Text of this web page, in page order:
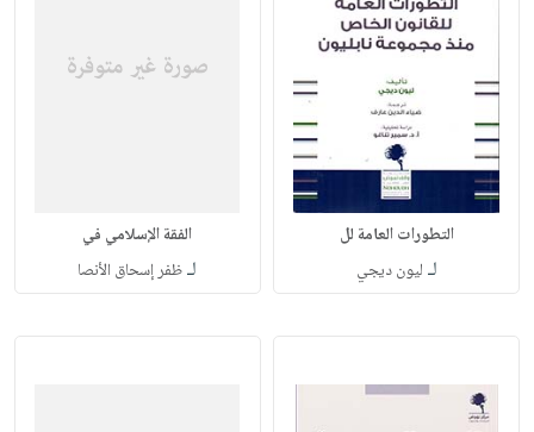
التطورات العامة لل
لـ ليون ديجي
الفقة الإسلامي في
لـظفر إسحاق الأنصا